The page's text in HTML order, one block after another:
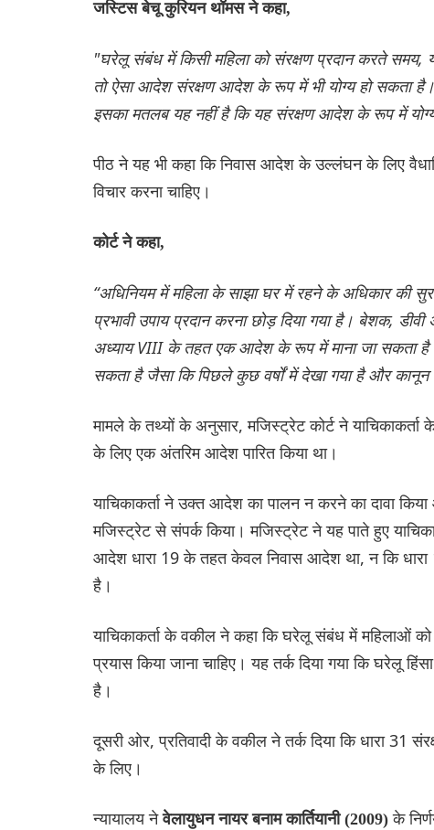
जस्टिस बेचू कुरियन थॉमस ने कहा,
"घरेलू संबंध में किसी महिला को संरक्षण प्रदान करते समय,
तो ऐसा आदेश संरक्षण आदेश के रूप में भी योग्य हो सकता
इसका मतलब यह नहीं है कि यह संरक्षण आदेश के रूप में
पीठ ने यह भी कहा कि निवास आदेश के उल्लंघन के लिए
विचार करना चाहिए।
कोर्ट ने कहा,
“अधिनियम में महिला के साझा घर में रहने के अधिकार की
प्रभावी उपाय प्रदान करना छोड़ दिया गया है। बेशक,
अध्याय VIII के तहत एक आदेश के रूप में माना जा सकता है।
सकता है जैसा कि पिछले कुछ वर्षों में देखा गया है और कानून
मामले के तथ्यों के अनुसार, मजिस्ट्रेट कोर्ट ने
के लिए एक अंतरिम आदेश पारित किया था।
याचिकाकर्ता ने उक्त आदेश का पालन न करने का दावा
मजिस्ट्रेट से संपर्क किया। मजिस्ट्रेट ने यह पाते हुए
आदेश धारा 19 के तहत केवल निवास आदेश था, न कि
है।
याचिकाकर्ता के वकील ने कहा कि घरेलू संबंध में महिलाओं
प्रयास किया जाना चाहिए। यह तर्क दिया गया कि घरेलू
है।
दूसरी ओर, प्रतिवादी के वकील ने तर्क दिया कि धारा
के लिए।
न्यायालय नेवेलायुधन नायर बनाम कार्तियानी (2009)के